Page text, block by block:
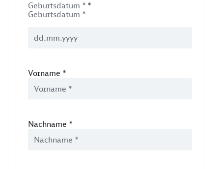
Geburtsdatum * *
Geburtsdatum *
Vorname *
Nachname *